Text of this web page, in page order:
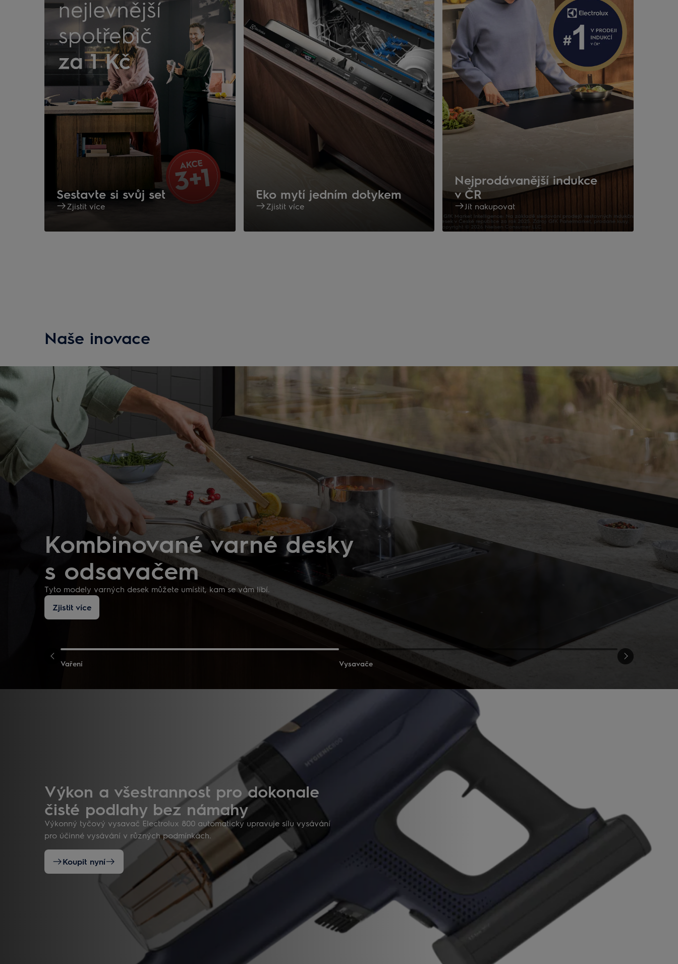
Sestavte si svůj set
Zjistit více
Eko mytí jedním dotykem
Zjistit více
Nejprodávanější indukce
v ČR
Jít nakupovat
Naše inovace
Kombinované varné desky
s odsavačem
Tyto modely varných desek můžete umístit, kam se vám líbí.
Zjistit více
Vaření Vysavače
Výkon a všestrannost pro dokonale
čisté podlahy bez námahy
Výkonný tyčový vysavač Electrolux 800 automaticky upravuje sílu vysávání
pro účinné vysávání v různých podmínkách.
Koupit nyní